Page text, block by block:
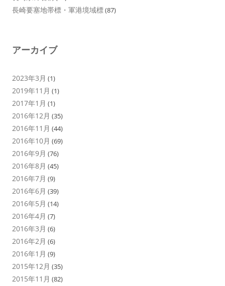
長崎要塞地帯標・軍港境域標(87)
アーカイブ
2023年3月 (1)
2019年11月 (1)
2017年1月 (1)
2016年12月 (35)
2016年11月 (44)
2016年10月 (69)
2016年9月 (76)
2016年8月 (45)
2016年7月 (9)
2016年6月 (39)
2016年5月 (14)
2016年4月 (7)
2016年3月 (6)
2016年2月 (6)
2016年1月 (9)
2015年12月 (35)
2015年11月 (82)